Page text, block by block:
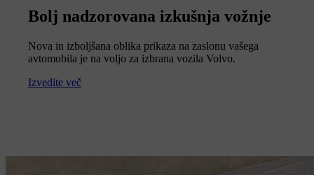
Bolj nadzorovana izkušnja vožnje
Nova in izboljšana oblika prikaza na zaslonu vašega
avtomobila je na voljo za izbrana vozila Volvo.
Izvedite več